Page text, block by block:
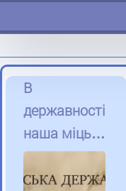
В
державності
наша міць…